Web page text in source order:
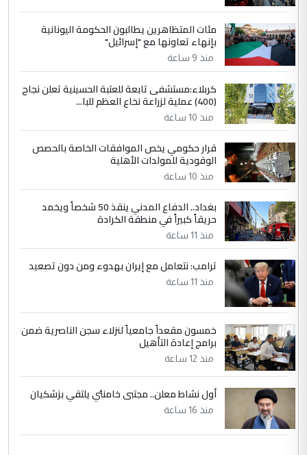
أردوغان يؤكد ان اتفاقية مكة للدفاع
المشترك لا تستهدف أية دولة ومفتوحة لانضمام
الدول الشقيقة
5 يوسف غزوان عصمت
التعليق : بكالوريوس فيزياء طبية متزوج و
زوجتي أيضا بكالوريوس سكني بغداد أرغب في
إكمال دراستي داخل ...
الموضوع :
السعودية توافق على الاستمرار في
إعطاء 100 منحة دراسية للطلبة العراقيين في
جامعاتها سنويا
مئات المتظاهرين يطالبون الحكومة اليونانية
بإنهاء تعاونها مع "إسرائيل"
منذ 9 ساعة
كربلاء:مستشفى تابعة للعتبة الحسينية تعلن نجاح
(400) عملية لزراعة نخاع العظم للبا...
منذ 10 ساعة
قرار حكومي يخص الموافقات الخاصة بالحصص
الوقودية للمولدات الأهلية
منذ 10 ساعة
بغداد.. الدفاع المدني ينقذ 50 شخصاً ويخمد
حريقاً كبيراً في منطقة الكرادة
منذ 11 ساعة
ترامب: نتعامل مع إيران بهدوء ومن دون تصعيد
منذ 11 ساعة
خمسون مقعداً جامعياً لنزلاء سجن الناصرية ضمن
برامج إعادة التأهيل
منذ 12 ساعة
أول نشاط معلن.. مجتبى خامنئي يلتقي بزشكيان
منذ 16 ساعة